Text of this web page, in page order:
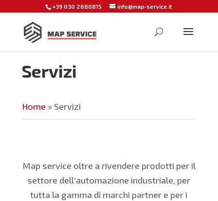
+39 030 2680815 info@map-service.it
Servizi
Home » Servizi
Map service oltre a rivendere prodotti per il
settore dell’automazione industriale, per
tutta la gamma di marchi partner e per i